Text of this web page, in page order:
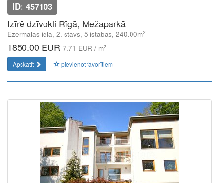
ID: 457103
Izīrē dzīvokli Rīgā, Mežaparkā
Ezermalas iela, 2. stāvs, 5 istabas, 240.00m2
1850.00 EUR 7.71 EUR / m2
Apskatīt pievienot favorītiem